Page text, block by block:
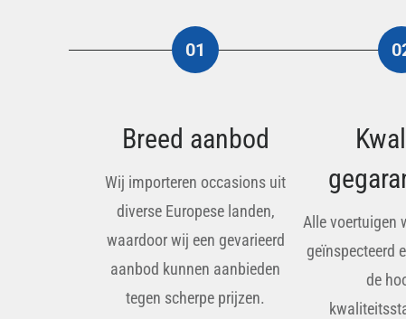
01
Breed aanbod
Wij importeren occasions uit
diverse Europese landen,
waardoor wij een gevarieerd
aanbod kunnen aanbieden
tegen scherpe prijzen.
Alle voertuigen
geïnspecteerd
de